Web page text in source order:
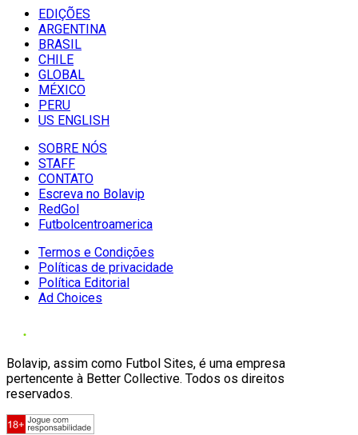
EDIÇÕES
ARGENTINA
BRASIL
CHILE
GLOBAL
MÉXICO
PERU
US ENGLISH
SOBRE NÓS
STAFF
CONTATO
Escreva no Bolavip
RedGol
Futbolcentroamerica
Termos e Condições
Políticas de privacidade
Política Editorial
Ad Choices
Bolavip, assim como Futbol Sites, é uma empresa
pertencente à Better Collective. Todos os direitos
reservados.